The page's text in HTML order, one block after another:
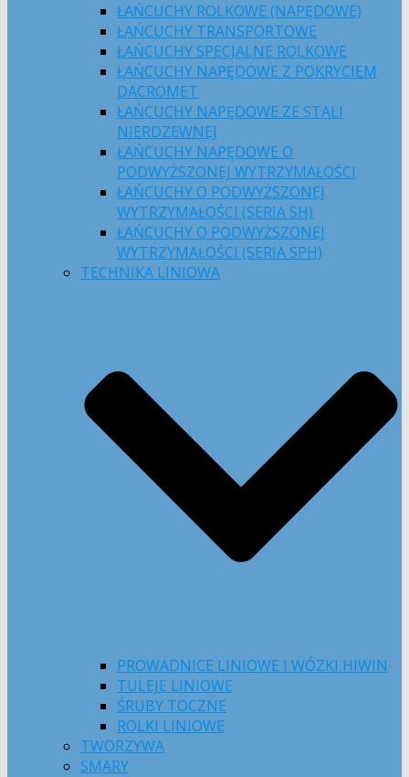
ŁAŃCUCHY ROLKOWE (NAPĘDOWE)
ŁAŃCUCHY TRANSPORTOWE
ŁAŃCUCHY SPECJALNE ROLKOWE
ŁAŃCUCHY NAPĘDOWE Z POKRYCIEM
DACROMET
ŁAŃCUCHY NAPĘDOWE ZE STALI
NIERDZEWNEJ
ŁAŃCUCHY NAPĘDOWE O
PODWYŻSZONEJ WYTRZYMAŁOŚCI
ŁAŃCUCHY O PODWYŻSZONEJ
WYTRZYMAŁOŚCI (SERIA SH)
ŁAŃCUCHY O PODWYŻSZONEJ
WYTRZYMAŁOŚCI (SERIA SPH)
TECHNIKA LINIOWA
PROWADNICE LINIOWE I WÓZKI HIWIN
TULEJE LINIOWE
ŚRUBY TOCZNE
ROLKI LINIOWE
TWORZYWA
SMARY